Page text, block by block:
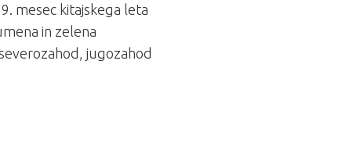
mesec kitajskega leta
in zelena
jugozahod